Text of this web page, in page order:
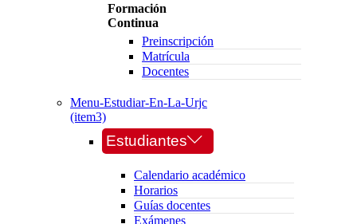
Formación
Continua
Preinscripción
Matrícula
Docentes
Menu-Estudiar-En-La-Urjc
(item3)
Estudiantes
Calendario académico
Horarios
Guías docentes
Exámenes